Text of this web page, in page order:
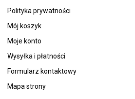
Polityka prywatności
Mój koszyk
Moje konto
Wysyłka i płatności
Formularz kontaktowy
Mapa strony